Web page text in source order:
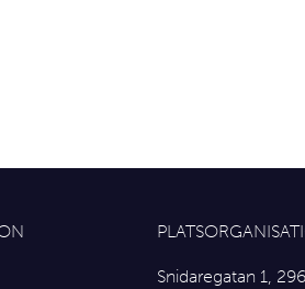
Snidaregatan 1,